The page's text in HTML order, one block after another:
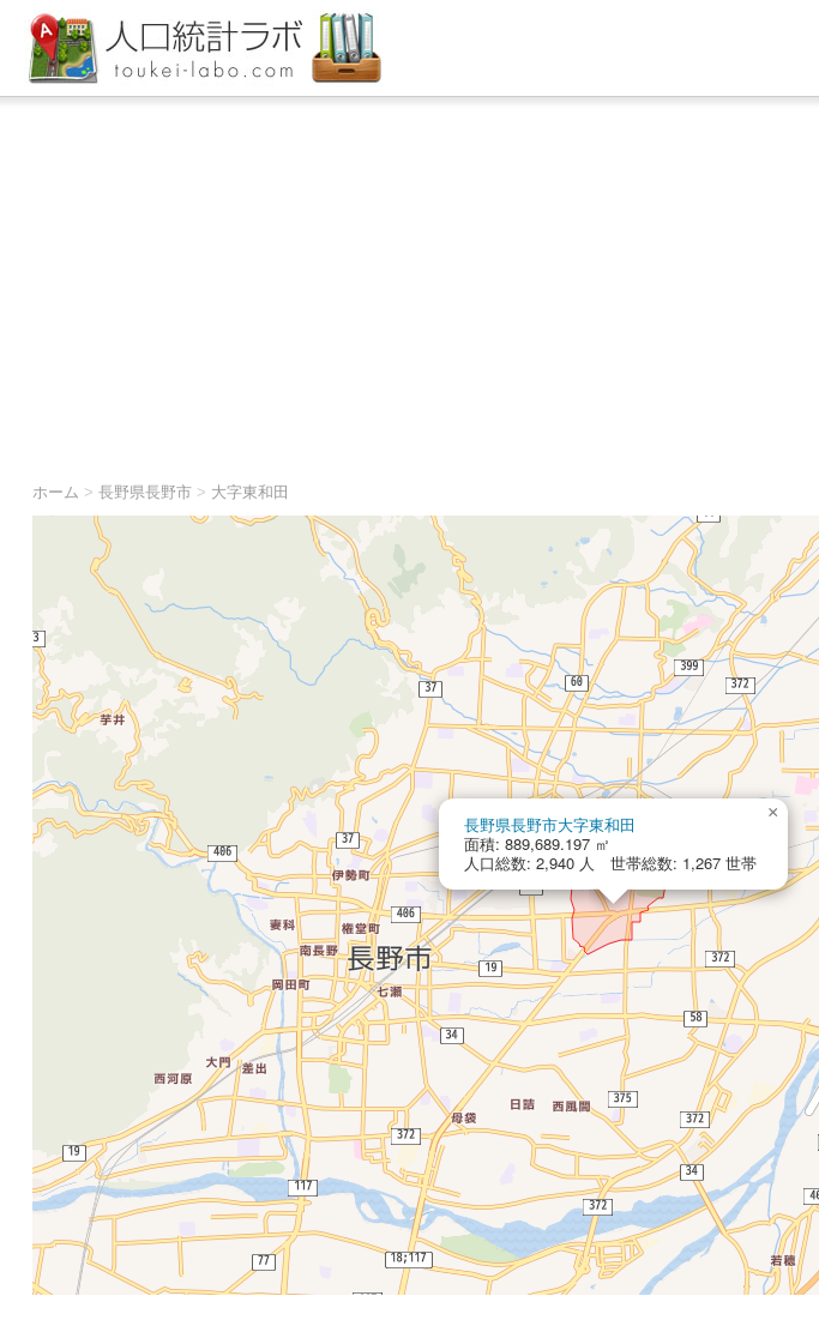
ホーム > 長野県長野市> 大字東和田
長野県長野市大字東和田
面積: 889,689.197 ㎡
人口総数: 2,940 人 世帯総数: 1,267 世帯
×